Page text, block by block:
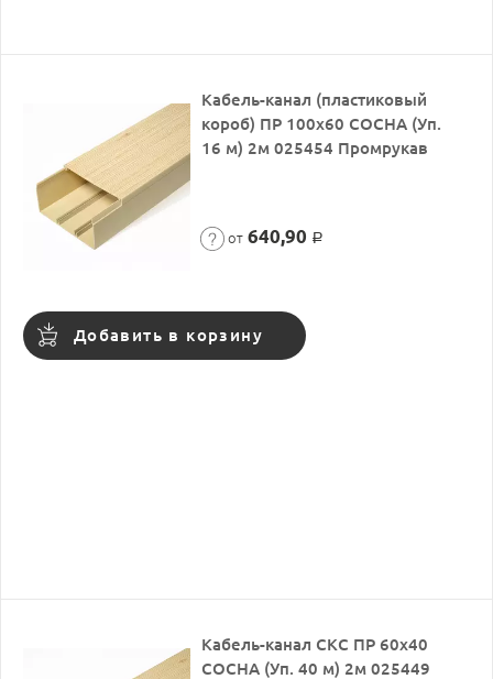
Кабель-канал (пластиковый
короб) ПР 100х60 СОСНА (Уп.
16 м) 2м 025454 Промрукав
от 640,90 Р
Добавить в корзину
Кабель-канал СКС ПР 60х40
СОСНА (Уп. 40 м) 2м 025449